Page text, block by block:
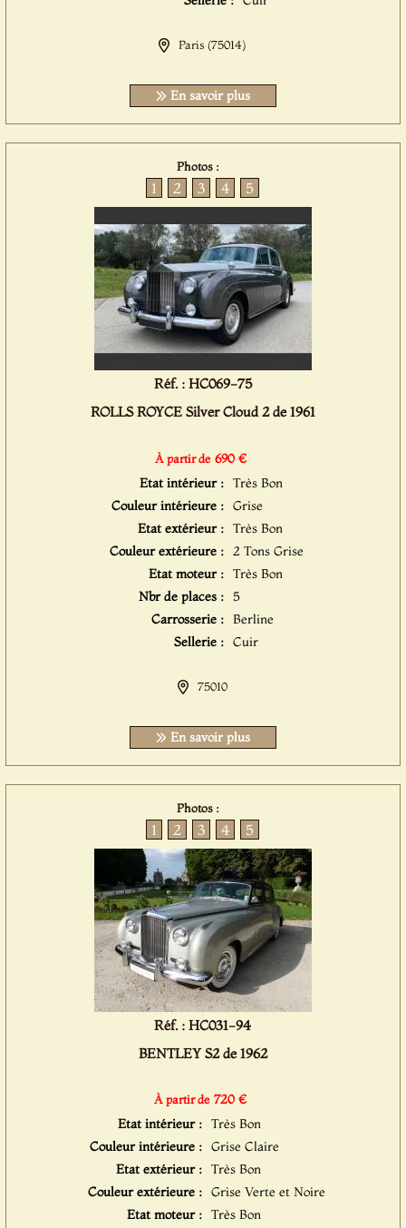
Paris (75014)
En savoir plus
Photos :
1 2 3 4 5
Réf. : HC069-75
ROLLS ROYCE Silver Cloud 2 de 1961
À partir de 690 €
Etat intérieur : Très Bon
Couleur intérieure : Grise
Etat extérieur : Très Bon
Couleur extérieure : 2 Tons Grise
Etat moteur : Très Bon
Nbr de places : 5
Carrosserie : Berline
Sellerie : Cuir
75010
En savoir plus
Photos :
1 2 3 4 5
Réf. : HC031-94
BENTLEY S2 de 1962
À partir de 720 €
Etat intérieur : Très Bon
Couleur intérieure : Grise Claire
Etat extérieur : Très Bon
Couleur extérieure : Grise Verte et Noire
Etat moteur : Très Bon